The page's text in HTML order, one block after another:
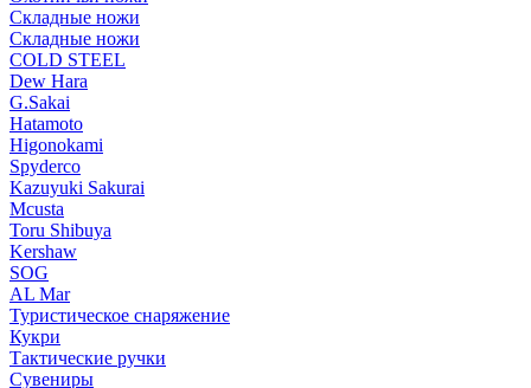
Складные ножи
Складные ножи
COLD STEEL
Dew Hara
G.Sakai
Hatamoto
Higonokami
Spyderco
Kazuyuki Sakurai
Mcusta
Toru Shibuya
Kershaw
SOG
AL Mar
Туристическое снаряжение
Кукри
Тактические ручки
Сувениры